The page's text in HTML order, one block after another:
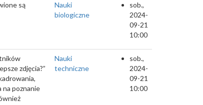
są
Nauki
biologiczne
sob.,
2024-
09-21
10:00
zdjęcia?”
na poznanie
Nauki
techniczne
sob.,
2024-
09-21
10:00